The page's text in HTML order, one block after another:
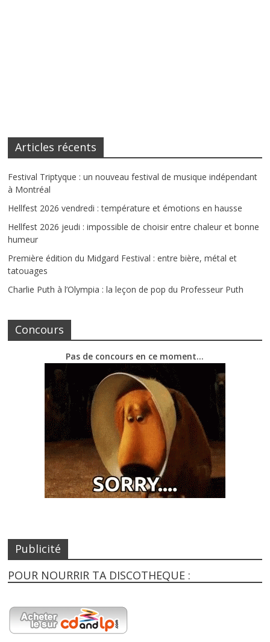
Articles récents
Festival Triptyque : un nouveau festival de musique indépendant
à Montréal
Hellfest 2026 vendredi : température et émotions en hausse
Hellfest 2026 jeudi : impossible de choisir entre chaleur et bonne
humeur
Première édition du Midgard Festival : entre bière, métal et
tatouages
Charlie Puth à l’Olympia : la leçon de pop du Professeur Puth
Concours
Pas de concours en ce moment…
Publicité
POUR NOURRIR TA DISCOTHEQUE :